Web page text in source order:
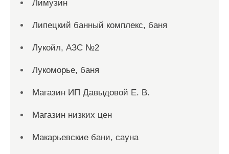
Лимузин
Липецкий банный комплекс, баня
Лукойл, АЗС №2
Лукоморье, баня
Магазин ИП Давыдовой Е. В.
Магазин низких цен
Макарьевские бани, сауна